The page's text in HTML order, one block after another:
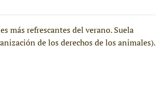
más refrescantes del verano. Suela
de los derechos de los animales).